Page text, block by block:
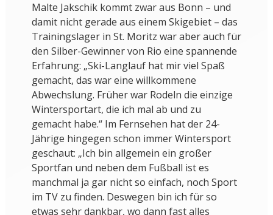
Malte Jakschik kommt zwar aus Bonn – und
damit nicht gerade aus einem Skigebiet – das
Trainingslager in St. Moritz war aber auch für
den Silber-Gewinner von Rio eine spannende
Erfahrung: „Ski-Langlauf hat mir viel Spaß
gemacht, das war eine willkommene
Abwechslung. Früher war Rodeln die einzige
Wintersportart, die ich mal ab und zu
gemacht habe.“ Im Fernsehen hat der 24-
Jährige hingegen schon immer Wintersport
geschaut: „Ich bin allgemein ein großer
Sportfan und neben dem Fußball ist es
manchmal ja gar nicht so einfach, noch Sport
im TV zu finden. Deswegen bin ich für so
etwas sehr dankbar, wo dann fast alles